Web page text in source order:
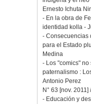
Ernesto Ichuta
- En la obra de
identidad kolla -
- Consecuencias
para el Estado
Medina
- Los "comics" no
paternalismo :
Antonio Perez
N° 63 [nov. 2011] /
- Educación y